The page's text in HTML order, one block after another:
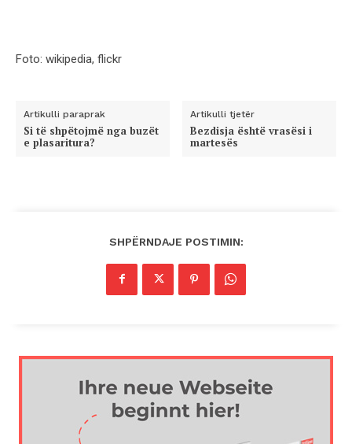
Foto: wikipedia, flickr
Artikulli paraprak
Si të shpëtojmë nga buzët
e plasaritura?
Artikulli tjetër
Bezdisja është vrasësi i
martesës
SHPËRNDAJE POSTIMIN: